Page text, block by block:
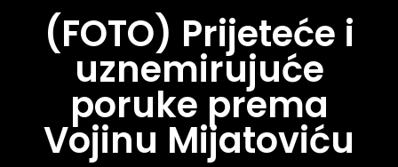
(FOTO) Prijeteće i
uznemirujuće
poruke prema
Vojinu Mijatoviću